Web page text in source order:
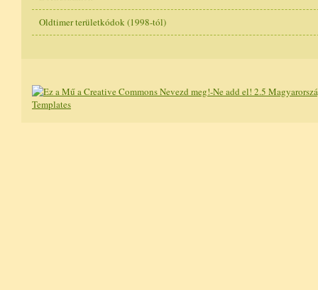
Oldtimer területkódok (1998-tól)
Templates